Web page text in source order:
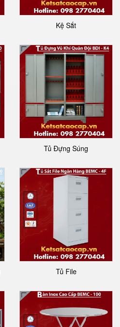
Kệ Sắt
Tủ Đựng Súng
Tủ File